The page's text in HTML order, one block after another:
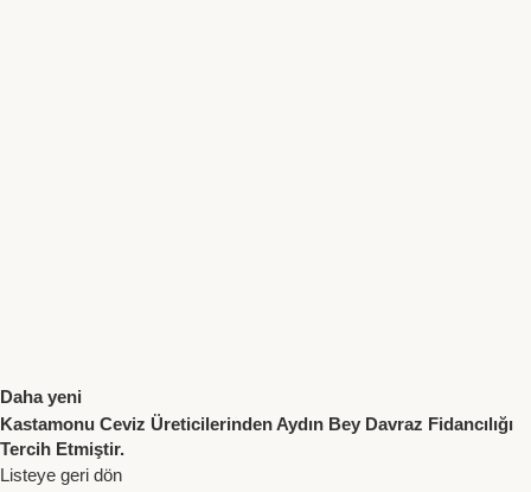
Daha yeni
Kastamonu Ceviz Üreticilerinden Aydın Bey Davraz Fidancılığı
Tercih Etmiştir.
Listeye geri dön